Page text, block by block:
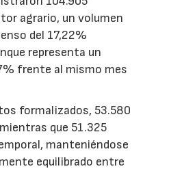
agrario, un volumen
del 17,22%
representa un
frente al mismo mes
formalizados, 53.580
que 51.325
manteniéndose
equilibrado entre